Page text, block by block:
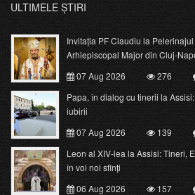
ULTIMELE ȘTIRI
Invitația PF Claudiu la
Arhiepiscopal Major din Cluj-
07 Aug 2026
276
Papa, în dialog cu tinerii la
iubirii
07 Aug 2026
139
Leon al XIV-lea la Assisi: Tineri,
în voi noi sfinți
06 Aug 2026
157